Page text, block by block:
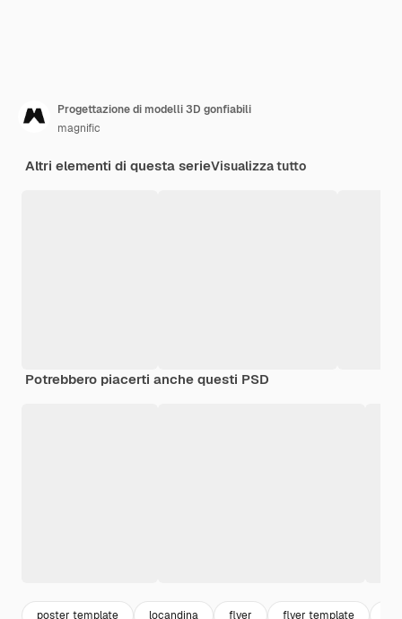
Progettazione di modelli 3D gonfiabili
magnific
Altri elementi di questa serieVisualizza tutto
Potrebbero piacerti anche questi PSD
poster template locandina flyer flyer template